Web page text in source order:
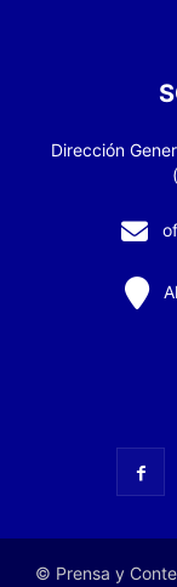
Dirección
© Prensa y